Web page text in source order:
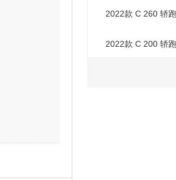
2022款 C 260 轿
2022款 C 200 轿